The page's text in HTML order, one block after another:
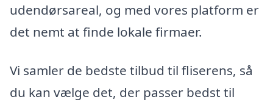
udendørsareal, og med vores platform er
det nemt at finde lokale firmaer.
Vi samler de bedste tilbud til fliserens, så
du kan vælge det, der passer bedst til